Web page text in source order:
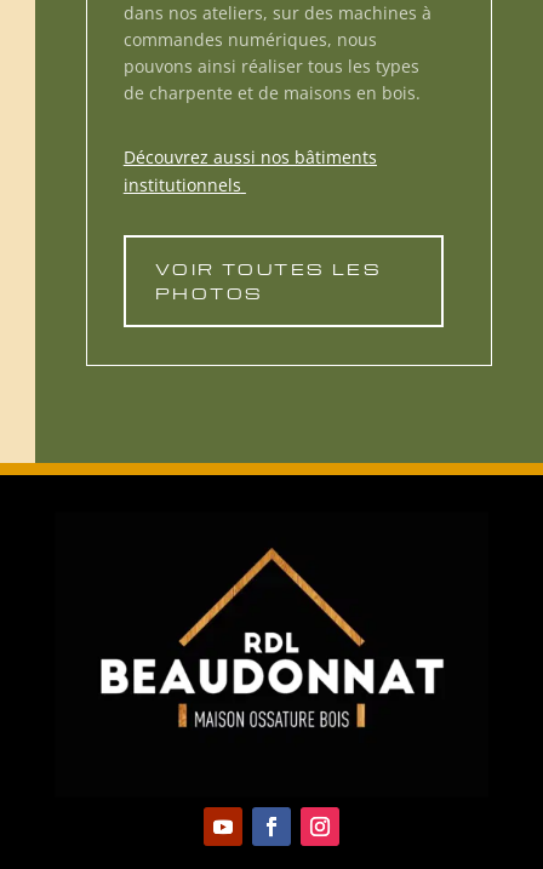
dans nos ateliers, sur des machines à
commandes numériques, nous
pouvons ainsi réaliser tous les types
de charpente et de maisons en bois.
Découvrez aussi nos bâtiments
institutionnels
VOIR TOUTES LES
PHOTOS